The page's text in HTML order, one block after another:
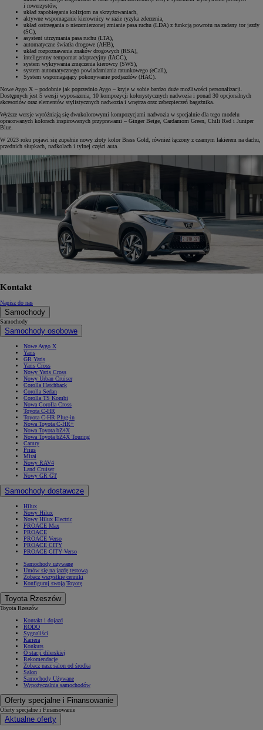
i rowerzystów,
układ zapobiegania kolizjom na skrzyżowaniach,
aktywne wspomaganie kierownicy w razie ryzyka zderzenia,
układ ostrzegania o niezamierzonej zmianie pasa ruchu (LDA) z funkcją powrotu na zadany tor jazdy
(SC),
asystent utrzymania pasa ruchu (LTA),
automatyczne światła drogowe (AHB),
układ rozpoznawania znaków drogowych (RSA),
inteligentny tempomat adaptacyjny (IACC),
system wykrywania zmęczenia kierowcy (SWS),
system automatycznego powiadamiania ratunkowego (eCall),
System wspomagający pokonywanie podjazdów (HAC).
Nowe Aygo X – podobnie jak poprzednio Aygo – kryje w sobie bardzo duże możliwości personalizacji.
Dostępnych jest 5 wersji wyposażenia, 10 kompozycji kolorystycznych nadwozia i ponad 30 opcjonalnych
akcesoriów oraz elementów stylistycznych nadwozia i wnętrza oraz zabezpieczeń bagażnika.
Wyższe wersje wyróżniają się dwukolorowymi kompozycjami nadwozia w specjalnie dla tego modelu
opracowanych kolorach inspirowanych przyprawami – Ginger Beige, Cardamom Green, Chili Red i Juniper
Blue.
W 2023 roku pojawi się zupełnie nowy złoty kolor Brass Gold, również łączony z czarnym lakierem na dachu,
przednich słupkach, nadkolach i tylnej części auta.
Kontakt
Napisz do nas
Samochody
Samochody
Samochody osobowe
Nowe Aygo X
Yaris
GR Yaris
Yaris Cross
Nowy Yaris Cross
Nowy Urban Cruiser
Corolla Hatchback
Corolla Sedan
Corolla TS Kombi
Nowa Corolla Cross
Toyota C-HR
Toyota C-HR Plug-in
Nowa Toyota C-HR+
Nowa Toyota bZ4X
Nowa Toyota bZ4X Touring
Camry
Prius
Mirai
Nowy RAV4
Land Cruiser
Nowy GR GT
Samochody dostawcze
Hilux
Nowy Hilux
Nowy Hilux Electric
PROACE Max
PROACE
PROACE Verso
PROACE CITY
PROACE CITY Verso
Samochody używane
Umów się na jazdę testową
Zobacz wszystkie cenniki
Konfiguruj swoją Toyotę
Toyota Rzeszów
Toyota Rzeszów
Kontakt i dojazd
RODO
Sygnaliści
Kariera
Konkurs
O stacji dilerskiej
Rekomendacje
Zobacz nasz salon od środka
Salon
Samochody Używane
Wypożyczalnia samochodów
Oferty specjalne i Finansowanie
Oferty specjalne i Finansowanie
Aktualne oferty